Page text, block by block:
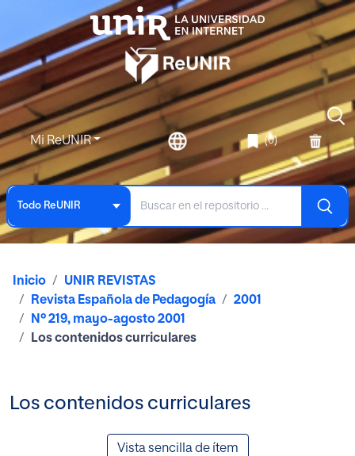
Mi ReUNIR (0)
Todo ReUNIR
Inicio
UNIR REVISTAS
Revista Española de Pedagogía
2001
Nº 219, mayo-agosto 2001
Los contenidos curriculares
Los contenidos curriculares
Vista sencilla de ítem